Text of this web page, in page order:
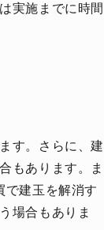
実施までに時間
す。さらに、建
もあります。ま
で建玉を解消す
場合もありま